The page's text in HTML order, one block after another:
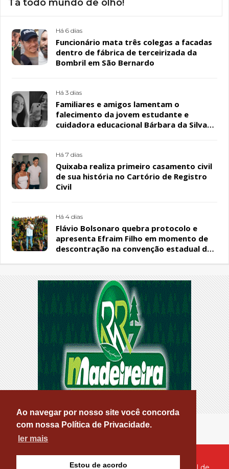
Ao navegar por nosso site você concorda
com nossa Política de Privacidade.
ler mais
Estou de acordo
Tá todo mundo de olho!
Há 6 dias
Funcionário mata três colegas a facadas
dentro de fábrica de terceirizada da
Bombril em São Bernardo
Há 3 dias
Familiares e amigos lamentam o
falecimento da jovem estudante e
cuidadora educacional Bárbara da Silva
Há 7 dias
Quixaba realiza primeiro casamento civil
de sua história no Cartório de Registro
Civil
Há 4 dias
Flávio Bolsonaro quebra protocolo e
apresenta Efraim Filho em momento de
descontração na convenção estadual do